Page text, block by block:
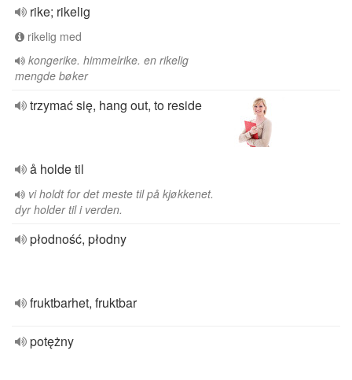
rike; rikelig
rikelig med
kongerike. himmelrike. en rikelig
mengde bøker
trzymać się, hang out, to reside
å holde til
vi holdt for det meste til på kjøkkenet.
dyr holder til i verden.
płodność, płodny
fruktbarhet, fruktbar
potężny